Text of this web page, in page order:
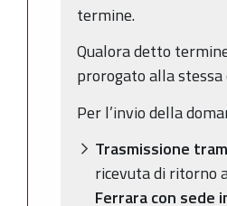
termine.
Qualora detto
prorogato alla
Per l’invio della
Trasmissione
ricevuta di ritorno
Ferrara con sede